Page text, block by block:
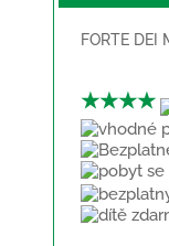
FORTE DEI
★★★★